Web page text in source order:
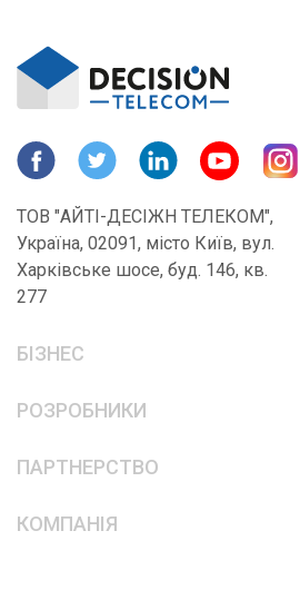
ТОВ "АЙТІ-ДЕСІЖН ТЕЛЕКОМ",
Україна, 02091, місто Київ, вул.
Харківське шосе, буд. 146, кв.
277
БІЗНЕС
РОЗРОБНИКИ
ПАРТНЕРСТВО
КОМПАНІЯ